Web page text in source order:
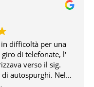
difficoltà per una
di telefonate, l'
verso il sig.
autospurghi. Nel
all' idraulico,